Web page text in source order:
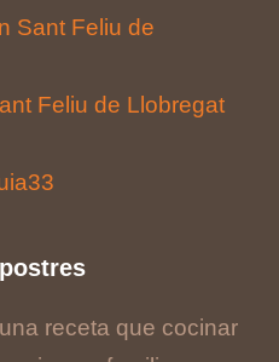
Sant Feliu de
Feliu de Llobregat
receta que cocinar